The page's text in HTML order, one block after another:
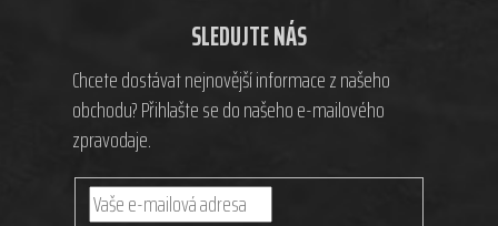
SLEDUJTE NÁS
Chcete dostávat nejnovější informace z našeho
obchodu? Přihlašte se do našeho e-mailového
zpravodaje.